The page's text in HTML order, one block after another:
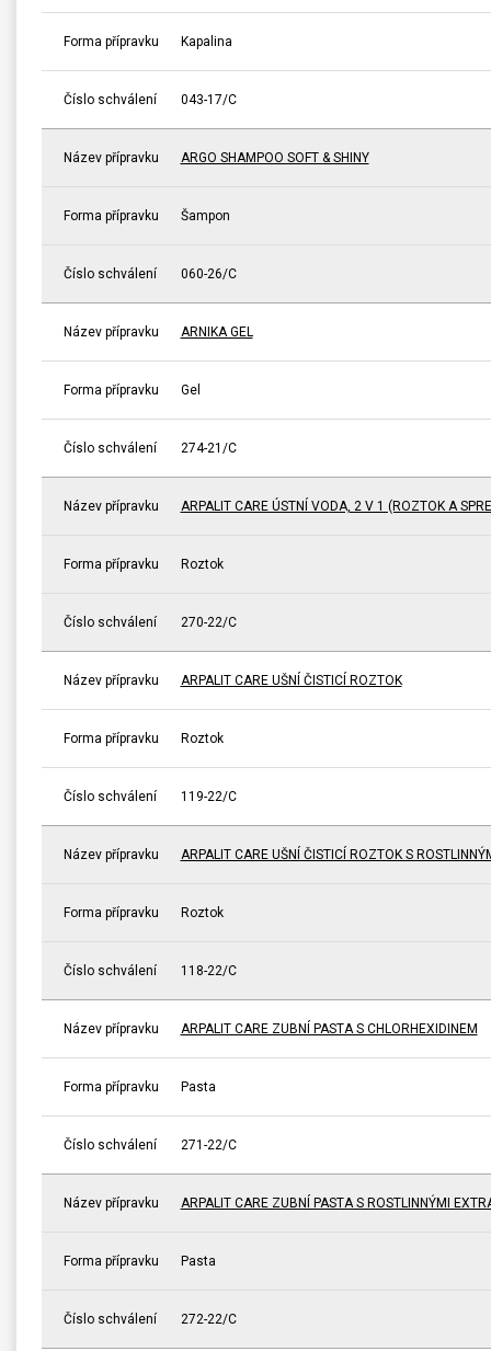
Forma přípravku Kapalina
Číslo schválení 043-17/C
Název přípravku ARGO SHAMPOO SOFT & SHINY
Forma přípravku Šampon
Číslo schválení 060-26/C
Název přípravku ARNIKA GEL
Forma přípravku Gel
Číslo schválení 274-21/C
Název přípravku ARPALIT CARE ÚSTNÍ VODA, 2 V 1 (ROZTOK A
Forma přípravku Roztok
Číslo schválení 270-22/C
Název přípravku ARPALIT CARE UŠNÍ ČISTICÍ ROZTOK
Forma přípravku Roztok
Číslo schválení 119-22/C
Název přípravku ARPALIT CARE UŠNÍ ČISTICÍ ROZTOK S
Forma přípravku Roztok
Číslo schválení 118-22/C
Název přípravku ARPALIT CARE ZUBNÍ PASTA S CHLORHEXIDINEM
Forma přípravku Pasta
Číslo schválení 271-22/C
Název přípravku ARPALIT CARE ZUBNÍ PASTA S ROSTLINNÝMI
Forma přípravku Pasta
Číslo schválení 272-22/C